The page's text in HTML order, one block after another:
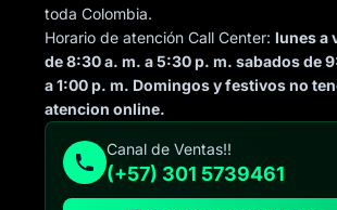
toda Colombia.
Horario de atención Call Center:lunes a
de 8:30 a. m. a 5:30 p. m. sabados de
a 1:00 p. m. Domingos y festivos no
atencion online.
Canal de Ventas!!
(+57) 301 5739461